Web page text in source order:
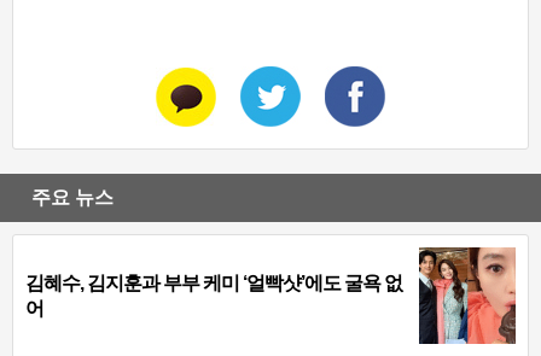
주요 뉴스
김혜수, 김지훈과 부부 케미 ‘얼빡샷’에도 굴욕 없
어